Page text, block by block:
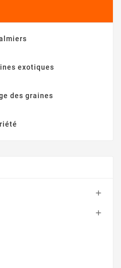
exotiques
des graines

